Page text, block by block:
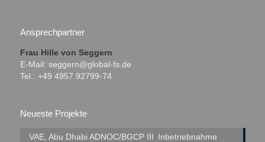
Ansprechpartner
Frau Hille von Seggern
E-Mail: seggern@global-fs.de
Tel.: +49 4957 92799-74
Neueste Projekte
VAE, Abu Dhabi ADNOC/BGCP III Inbetriebnahme